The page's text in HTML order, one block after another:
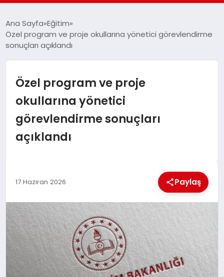
GÜNDEM
DÜNYA
EĞITIM
EKONOMI
SIYASET
SPOR
Ana Sayfa Eğitim
Özel program ve proje okullarına yönetici görevlendirme
sonuçları açıklandı
Özel program ve proje
okullarına yönetici
görevlendirme sonuçları
açıklandı
17 Haziran 2026 Paylaş